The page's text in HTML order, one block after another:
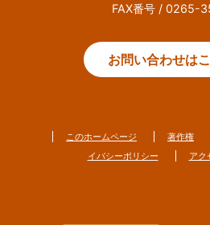
FAX番号 / 0265-
お問い合わせは
このホームページ 著作権
イバシーポリシー
アク